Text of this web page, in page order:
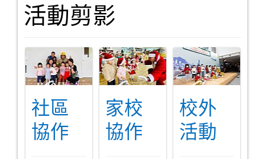
活動剪影
社區
協作
家校
協作
校外
活動